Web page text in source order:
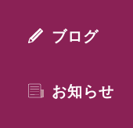
ブログ
お知らせ